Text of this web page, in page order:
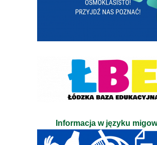
Informacja w języku